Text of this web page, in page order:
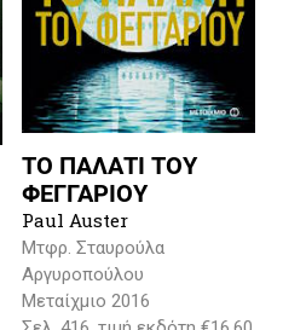
ΤΟ ΠΑΛΑΤΙ ΤΟΥ
ΦΕΓΓΑΡΙΟΥ
Paul Auster
Μτφρ. Σταυρούλα
Αργυροπούλου
Μεταίχμιο 2016